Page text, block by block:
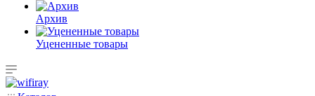
Архив
Уцененные товары